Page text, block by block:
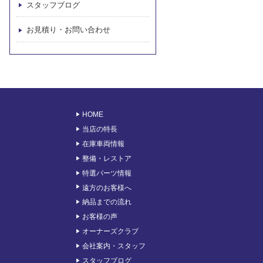
スタッフブログ
お見積り・お問い合わせ
HOME
当店の特長
在庫車両情報
整備・レストア
特選パーツ情報
遠方のお客様へ
納品までの流れ
お客様の声
オーナーズクラブ
会社案内・スタッフ
スタッフブログ